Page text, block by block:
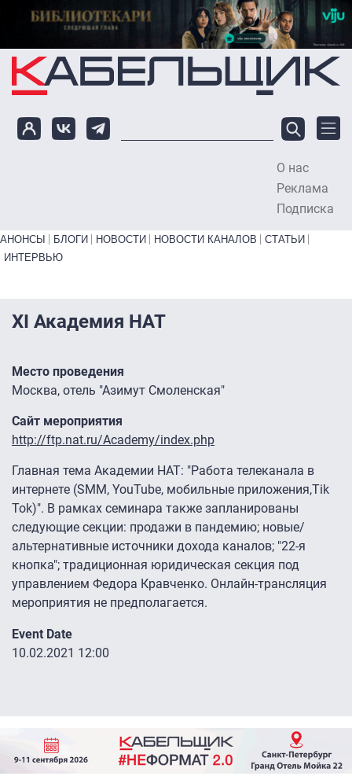
Перейти к основному содержанию
О нас
Реклама
Подписка
Primary links bottom
АНОНСЫ БЛОГИ НОВОСТИ НОВОСТИ КАНАЛОВ
СТАТЬИ
ИНТЕРВЬЮ
XI Академия НАТ
Место проведения
Москва, отель "Азимут Смоленская"
Сайт мероприятия
http://ftp.nat.ru/Academy/index.php
Главная тема Академии НАТ: "Работа телеканала в
интернете (SMM, YouTube, мобильные приложения,Tik
Tok)". В рамках семинара также запланированы
следующие секции: продажи в пандемию; новые/
альтернативные источники дохода каналов; "22-я
кнопка"; традиционная юридическая секция под
управлением Федора Кравченко. Онлайн-трансляция
мероприятия не предполагается.
Event Date
10.02.2021 12:00